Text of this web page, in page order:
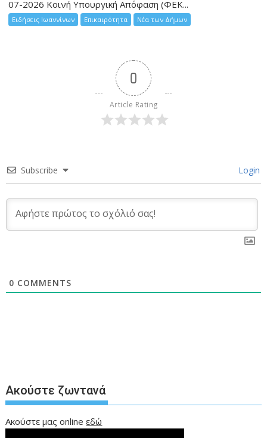
07-2026 Κοινή Υπουργική Απόφαση (ΦΕΚ...
Ειδήσεις Ιωαννίνων Επικαιρότητα Νέα των Δήμων
0
Article Rating
Subscribe Login
0 COMMENTS
Ακούστε ζωντανά
Ακούστε μας onlineεδώ